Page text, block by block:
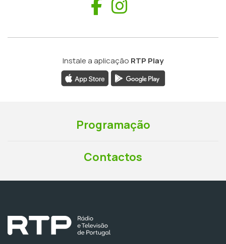
Facebook
Instale a aplicação RTP Play
Programação
Contactos